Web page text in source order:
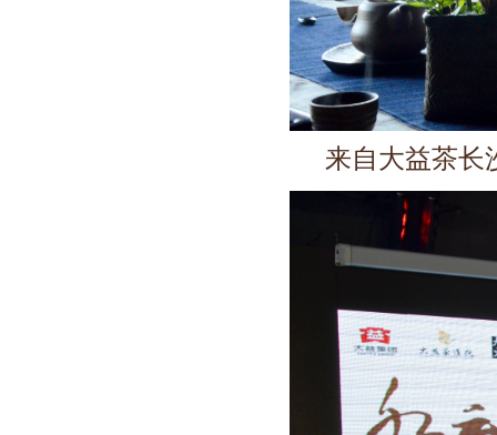
来自大益茶长